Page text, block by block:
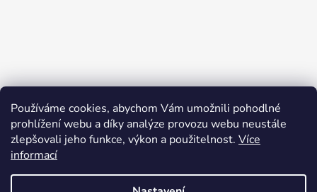
Používáme cookies, abychom Vám umožnili pohodlné
prohlížení webu a díky analýze provozu webu neustále
zlepšovali jeho funkce, výkon a použitelnost. Více
informací